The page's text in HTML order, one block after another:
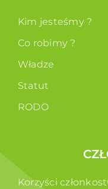
Kim jesteśmy ?
Co robimy ?
Władze
Statut
RODO
Korzyści